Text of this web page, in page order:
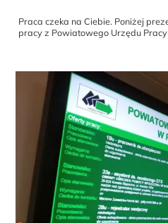
Praca czeka na Ciebie. Poniżej
pracy z Powiatowego Urzędu